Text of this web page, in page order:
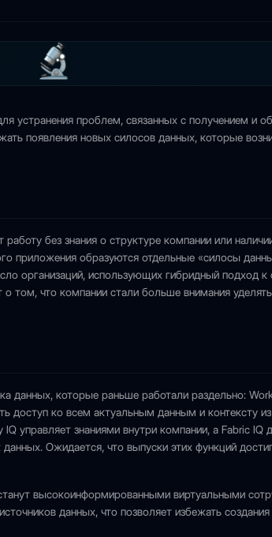
устранения проблем, связанных с получением и
появления новых силосов данных, которые
без знания о структуре компании или
приложения образуются отдельные «силосы
организаций, использующих гибридный подход к
том, что компании стали больше внимания
данных, которые раньше работали раздельно:
доступ ко всем актуальным данным и контексту
управляет знаниями внутри компании, а Fabric IQ
Ожидается, что выпуски этих функций
высокоинформированными виртуальными
данных, что позволяет избежать